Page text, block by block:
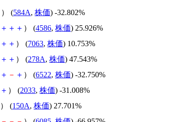
） (584A, 株価) -32.802%
＋ ＋ ＋ ） (4586, 株価) 25.926%
＋ ＋ ） (7063, 株価) 10.753%
＋ ＋ ） (278A, 株価) 47.543%
＋ － ＋ ） (6522, 株価) -32.750%
＋ ） (2033, 株価) -31.008%
） (150A, 株価) 27.701%